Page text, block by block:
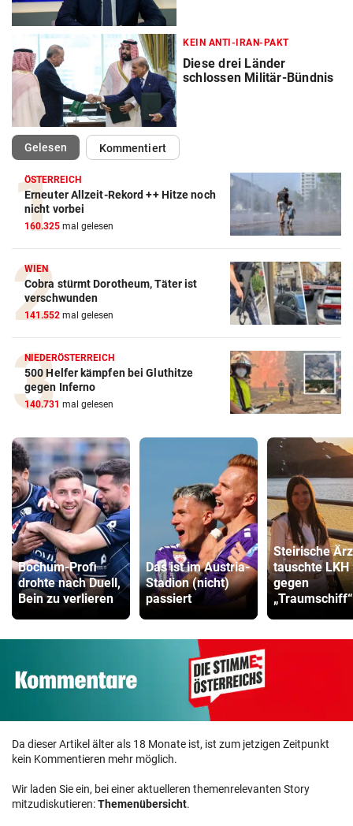
KEIN ANTI-IRAN-PAKT
Diese drei Länder
schlossen Militär-Bündnis
Gelesen(ausgewählt)Kommentiert
ÖSTERREICH
Erneuter Allzeit-Rekord ++ Hitze noch
nicht vorbei
160.325 mal gelesen
WIEN
Cobra stürmt Dorotheum, Täter ist
verschwunden
141.552 mal gelesen
NIEDERÖSTERREICH
500 Helfer kämpfen bei Gluthitze
gegen Inferno
140.731 mal gelesen
Bochum-Profi
drohte nach Duell,
Bein zu verlieren
Das ist im Austria-
Stadion (nicht)
passiert
Steirische
tauschte LKH
gegen
„Traumschiff“
Da dieser Artikel älter als 18 Monate ist, ist zum jetzigen Zeitpunkt
kein Kommentieren mehr möglich.
Wir laden Sie ein, bei einer aktuelleren themenrelevanten Story
mitzudiskutieren:Themenübersicht.